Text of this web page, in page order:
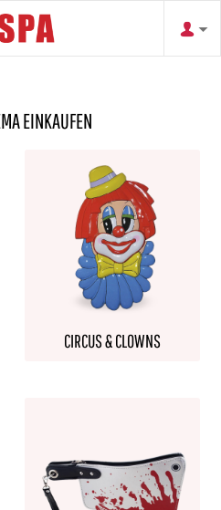
EINKAUFEN
CIRCUS & CLOWNS